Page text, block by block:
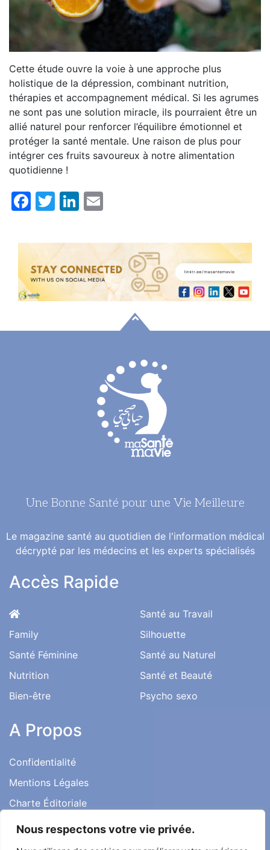
Nous respectons votre vie privée.
Cette étude ouvre la voie à une approche plus
holistique de la dépression, combinant nutrition,
thérapies et accompagnement médical. Si les agrumes
ne sont pas une solution miracle, ils pourraient être un
allié naturel pour renforcer l’équilibre émotionnel et
protéger la santé mentale. Une raison de plus pour
intégrer ces fruits savoureux à notre alimentation
quotidienne !
Facebook
TwitterLinkedIn
Une Bonne Santé pour une Vie Meilleure
Le magazine santé au quotidien de l'information médical
décrypté par les médecins et les experts spécialisés
Accès Rapide
Family
Santé Féminine
Nutrition
Bien-être
Santé au Travail
Silhouette
Santé au Naturel
Santé et Beauté
Psycho sexo
A Propos
Confidentialité
Mentions Légales
Charte Éditoriale
Conditions d’utilisation